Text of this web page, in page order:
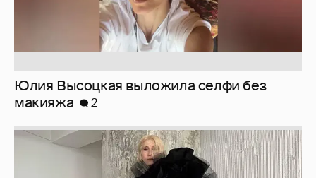
Юлия Высоцкая выложила селфи без
макияжа
2